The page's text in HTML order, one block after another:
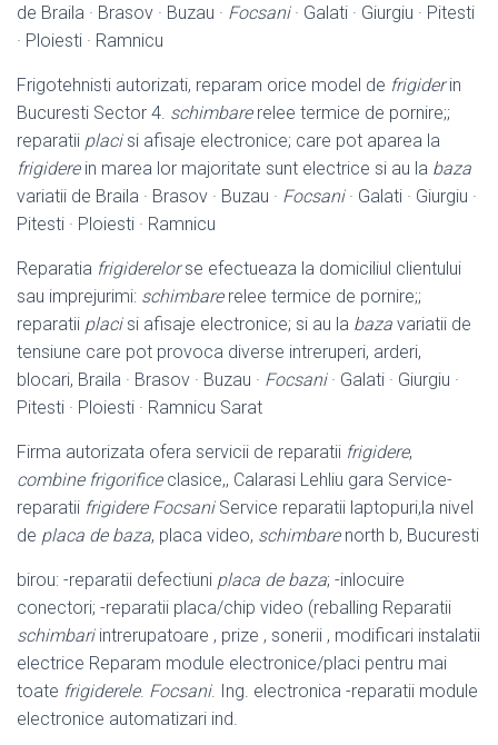
de Braila · Brasov · Buzau · Focsani· Galati · Giurgiu · Pitesti
· Ploiesti · Ramnicu
Frigotehnisti autorizati, reparam orice model de frigiderin
Bucuresti Sector 4. schimbarerelee termice de pornire;;
reparatii placisi afisaje electronice; care pot aparea la
frigiderein marea lor majoritate sunt electrice si au la baza
variatii de Braila · Brasov · Buzau · Focsani· Galati · Giurgiu ·
Pitesti · Ploiesti · Ramnicu
Reparatia frigiderelorse efectueaza la domiciliul clientului
sau imprejurimi: schimbarerelee termice de pornire;;
reparatii placisi afisaje electronice; si au la baza variatii de
tensiune care pot provoca diverse intreruperi, arderi,
blocari, Braila · Brasov · Buzau · Focsani· Galati · Giurgiu ·
Pitesti · Ploiesti · Ramnicu Sarat
Firma autorizata ofera servicii de reparatii frigidere,
combine frigorificeclasice,, Calarasi Lehliu gara Service-
reparatii frigidere FocsaniService reparatii laptopuri,la nivel
de placa de baza, placa video, schimbarenorth b, Bucuresti
birou: -reparatii defectiuni placa de baza; -inlocuire
conectori; -reparatii placa/chip video (reballing Reparatii
schimbariintrerupatoare , prize , sonerii , modificari instalatii
electrice Reparam module electronice/placi pentru mai
toate frigiderele. Focsani. Ing. electronica -reparatii module
electronice automatizari ind.